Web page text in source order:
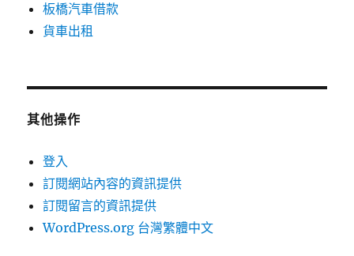
板橋汽車借款
貨車出租
其他操作
登入
訂閱網站內容的資訊提供
訂閱留言的資訊提供
WordPress.org 台灣繁體中文